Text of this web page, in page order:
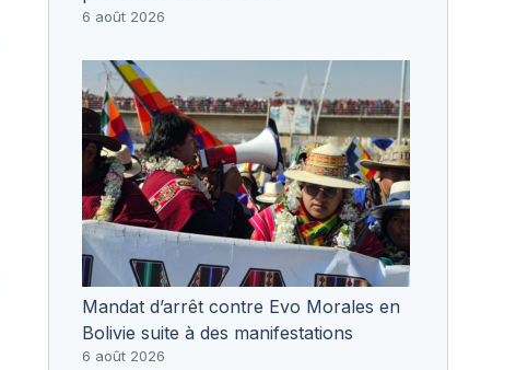
6 août 2026
Mandat d’arrêt contre Evo Morales en
Bolivie suite à des manifestations
6 août 2026